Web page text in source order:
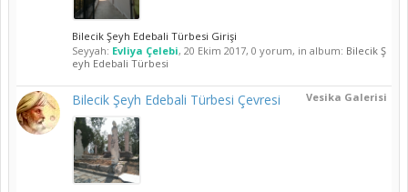
Bilecik Şeyh Edebali Türbesi Girişi
Seyyah: Evliya Çelebi, 20 Ekim 2017, 0 yorum, in album: Bilecik Ş
eyh Edebali Türbesi
Vesika Galerisi
Bilecik Şeyh Edebali Türbesi Çevresi